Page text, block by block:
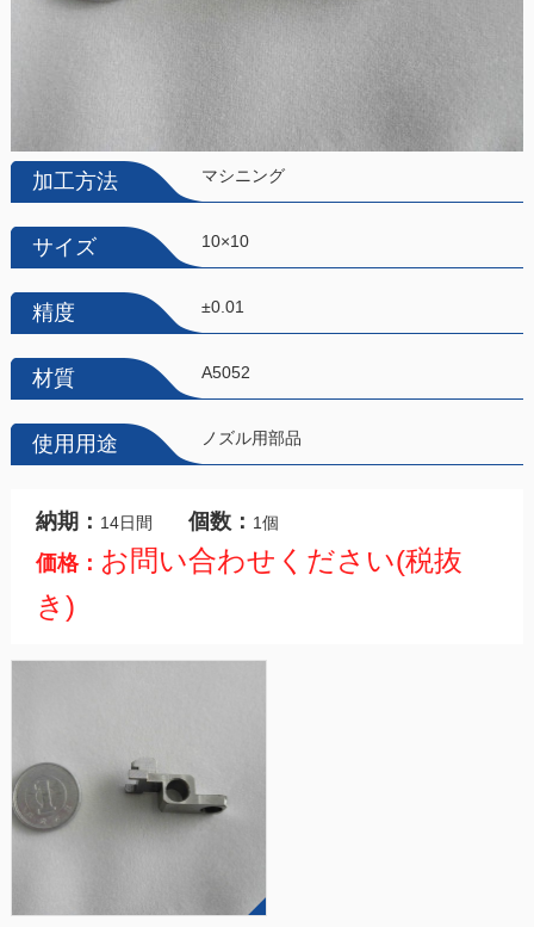
加工方法 マシニング
サイズ 10×10
精度 ±0.01
材質 A5052
使用用途 ノズル用部品
納期： 14日間 個数： 1個
価格： お問い合わせください(税抜
き)